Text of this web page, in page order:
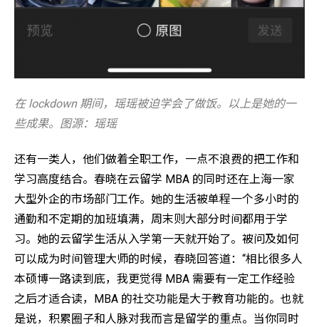
在 lockdown 期间，瑶瑶被迫学会了做饭。以上是她的一
些成果。图源：瑶瑶
还有一类人，他们做着全职工作，一点不浪费的把工作和
学习高度结合。春晓在云留学 MBA 的同时还在上海一家
大型外企的市场部门工作。她的生活被单程一个多小时的
通勤和不定期的加班填满，周末则大部分时间都用于学
习。她的云留学生活从入学第一天就开始了。被问及如何
可以成为时间管理大师的时候，春晓回答道：“相比很多人
本硕博一路读到底，我更觉得 MBA 需要有一定工作经验
之后才适合读，MBA 的社交功能是大于教育功能的。也就
是说，积累圈子和人脉对我而言是留学的重点。当你同时